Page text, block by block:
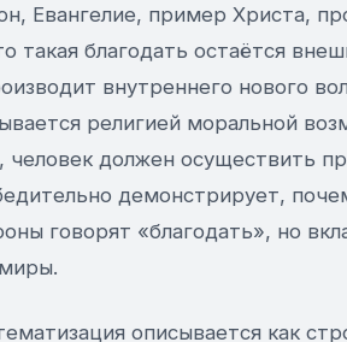
Евангелие, пример Христа,
такая благодать остаётся
внутреннего нового
религией моральной
человек должен осуществить
демонстрирует,
говорят «благодать», но
описывается как